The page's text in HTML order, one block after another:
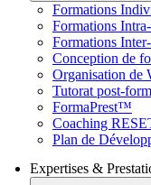
Formations
Formations
Formations
Conception de
Organisation de
Tutorat post-
FormaPrest™
Coaching
Plan de
Expertises &